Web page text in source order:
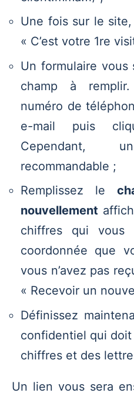
Une fois sur le site,
« C’est votre 1re
Un formulaire vous
champ à
numéro de
e-mail puis
Cependant,
recommandable ;
Remplissez le
nouvellement
chiffres qui vous
coordonnée que
vous n’avez pas
« Recevoir un
Définissez
confidentiel qui
chiffres et des
Un lien vous sera